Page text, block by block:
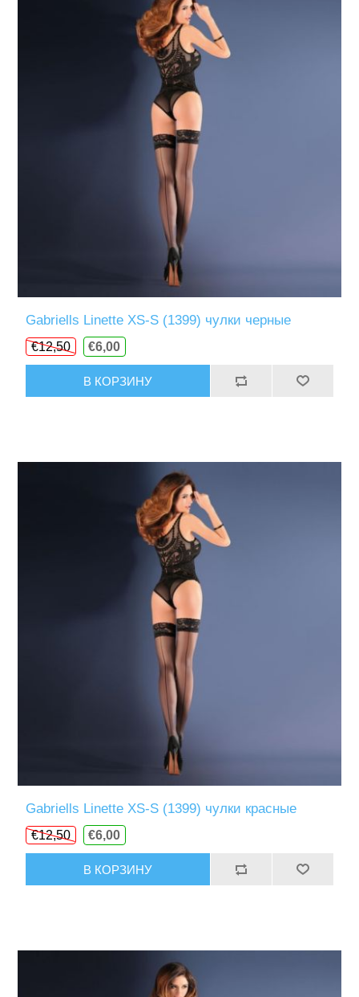
Gabriells Linette XS-S (1399) чулки черные
€12,50 €6,00
В КОРЗИНУ
Gabriells Linette XS-S (1399) чулки красные
€12,50 €6,00
В КОРЗИНУ